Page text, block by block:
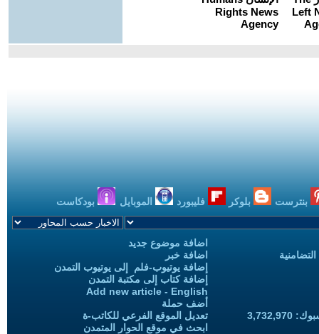
بنترست بلوكر فليبورد الموبايل بودكاست
اضافة موضوع جديد
اضافة خبر
إضافة يوتيوب-فلم إلى يوتيوب التمدن
إضافة كتاب إلى مكتبة التمدن
Add new article - English
أضف حملة
تعديل الموقع الفرعي للكاتب-ة
ابحث في موقع الحوار المتمدن